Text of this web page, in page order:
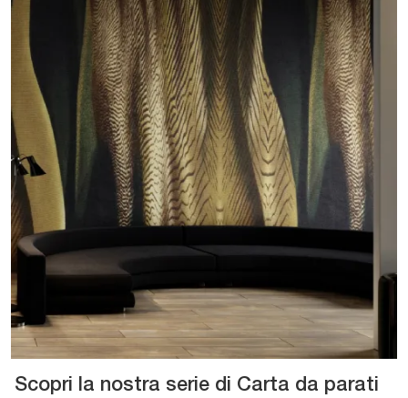
Scopri la nostra serie di Carta da parati